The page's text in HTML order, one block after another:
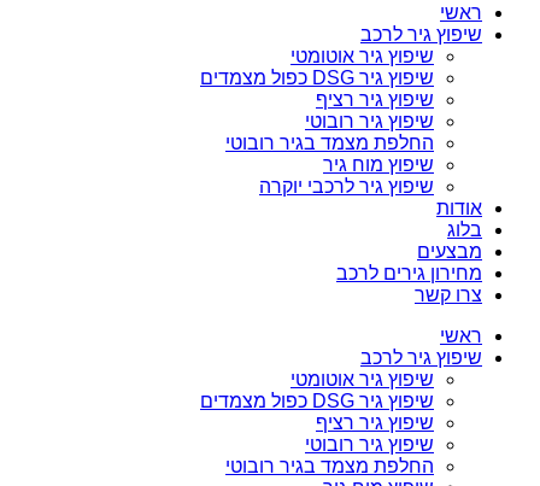
ראשי
שיפוץ גיר לרכב
שיפוץ גיר אוטומטי
שיפוץ גיר DSG כפול מצמדים
שיפוץ גיר רציף
שיפוץ גיר רובוטי
החלפת מצמד בגיר רובוטי
שיפוץ מוח גיר
שיפוץ גיר לרכבי יוקרה
אודות
בלוג
מבצעים
מחירון גירים לרכב
צרו קשר
ראשי
שיפוץ גיר לרכב
שיפוץ גיר אוטומטי
שיפוץ גיר DSG כפול מצמדים
שיפוץ גיר רציף
שיפוץ גיר רובוטי
החלפת מצמד בגיר רובוטי